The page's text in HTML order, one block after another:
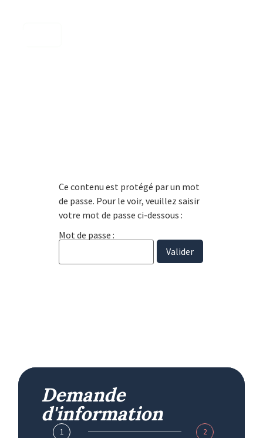
Ce contenu est protégé par un mot
de passe. Pour le voir, veuillez saisir
votre mot de passe ci-dessous :
Mot de passe :
Demande
d'information
1
2